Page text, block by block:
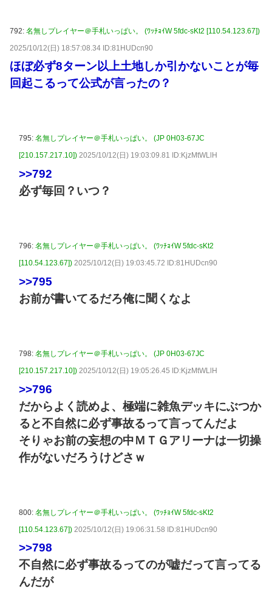
792: 名無しプレイヤー＠手札いっぱい。 (ﾜｯﾁｮｲW 5fdc-sKt2 [110.54.123.67])
2025/10/12(日) 18:57:08.34 ID:81HUDcn90
ほぼ必ず8ターン以上土地しか引かないことが毎
回起こるって公式が言ったの？
795: 名無しプレイヤー＠手札いっぱい。 (JP 0H03-67JC
[210.157.217.10]) 2025/10/12(日) 19:03:09.81 ID:KjzMtWLlH
>>792
必ず毎回？いつ？
796: 名無しプレイヤー＠手札いっぱい。 (ﾜｯﾁｮｲW 5fdc-sKt2
[110.54.123.67]) 2025/10/12(日) 19:03:45.72 ID:81HUDcn90
>>795
お前が書いてるだろ俺に聞くなよ
798: 名無しプレイヤー＠手札いっぱい。 (JP 0H03-67JC
[210.157.217.10]) 2025/10/12(日) 19:05:26.45 ID:KjzMtWLlH
>>796
だからよく読めよ、極端に雑魚デッキにぶつか
ると不自然に必ず事故るって言ってんだよ
そりゃお前の妄想の中ＭＴＧアリーナは一切操
作がないだろうけどさｗ
800: 名無しプレイヤー＠手札いっぱい。 (ﾜｯﾁｮｲW 5fdc-sKt2
[110.54.123.67]) 2025/10/12(日) 19:06:31.58 ID:81HUDcn90
>>798
不自然に必ず事故るってのが嘘だって言ってる
んだが